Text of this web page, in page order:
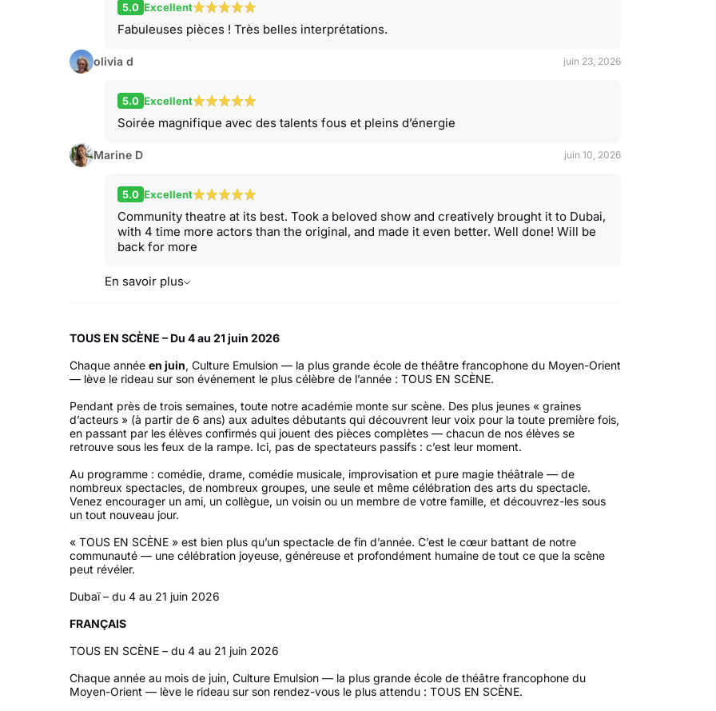
5.0 Excellent
Fabuleuses pièces ! Très belles interprétations.
olivia d juin 23, 2026
5.0 Excellent
Soirée magnifique avec des talents fous et pleins d’énergie
Marine D juin 10, 2026
5.0 Excellent
Community theatre at its best. Took a beloved show and creatively brought it to Dubai,
with 4 time more actors than the original, and made it even better. Well done! Will be
back for more
En savoir plus
TOUS EN SCÈNE – Du 4 au 21 juin 2026
Chaque année en juin, Culture Emulsion — la plus grande école de théâtre francophone du Moyen-Orient
— lève le rideau sur son événement le plus célèbre de l’année : TOUS EN SCÈNE.
Pendant près de trois semaines, toute notre académie monte sur scène. Des plus jeunes « graines
d’acteurs » (à partir de 6 ans) aux adultes débutants qui découvrent leur voix pour la toute première fois,
en passant par les élèves confirmés qui jouent des pièces complètes — chacun de nos élèves se
retrouve sous les feux de la rampe. Ici, pas de spectateurs passifs : c’est leur moment.
Au programme : comédie, drame, comédie musicale, improvisation et pure magie théâtrale — de
nombreux spectacles, de nombreux groupes, une seule et même célébration des arts du spectacle.
Venez encourager un ami, un collègue, un voisin ou un membre de votre famille, et découvrez-les sous
un tout nouveau jour.
« TOUS EN SCÈNE » est bien plus qu’un spectacle de fin d’année. C’est le cœur battant de notre
communauté — une célébration joyeuse, généreuse et profondément humaine de tout ce que la scène
peut révéler.
Dubaï – du 4 au 21 juin 2026
FRANÇAIS
TOUS EN SCÈNE – du 4 au 21 juin 2026
Chaque année au mois de juin, Culture Emulsion — la plus grande école de théâtre francophone du
Moyen-Orient — lève le rideau sur son rendez-vous le plus attendu : TOUS EN SCÈNE.